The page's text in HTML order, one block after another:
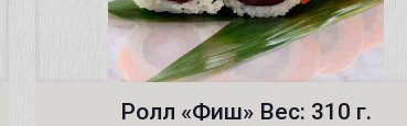
Ролл «Фиш» Вес: 310 г.